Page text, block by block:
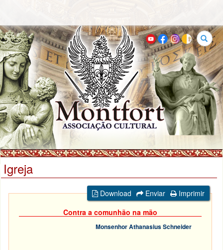
Buscar
Igreja
Download Enviar
Imprimir
Contra a comunhão na mão
Monsenhor Athanasius Schneider